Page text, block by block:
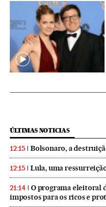
ÚLTIMAS NOTICIAS
12:15 Bolsonaro, a
12:15 Lula, uma
21:14
O programa eleitoral
impostos para os ricos e